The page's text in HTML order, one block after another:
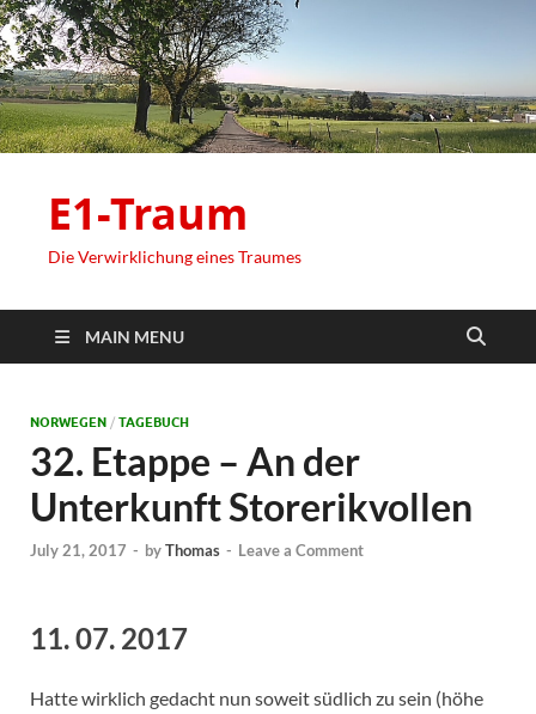
E1-Traum
Die Verwirklichung eines Traumes
MAIN MENU
NORWEGEN / TAGEBUCH
32. Etappe – An der
Unterkunft Storerikvollen
July 21, 2017 - byThomas - Leave a Comment
11. 07. 2017
Hatte wirklich gedacht nun soweit südlich zu sein (höhe